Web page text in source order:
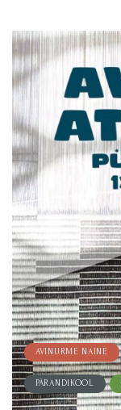
AVINURME NAINE
PÄRANDIKOOL